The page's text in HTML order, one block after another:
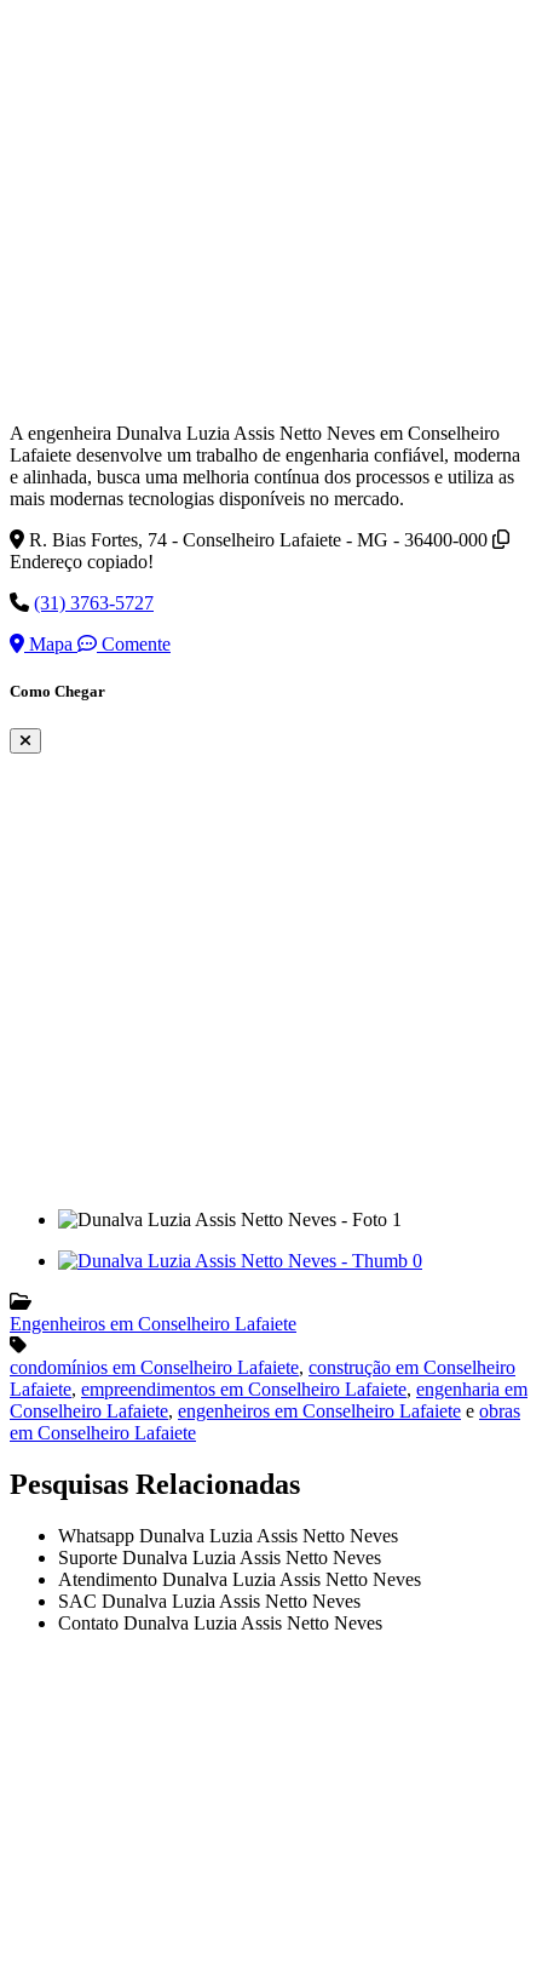
A engenheira Dunalva Luzia Assis Netto Neves em Conselheiro
Lafaiete desenvolve um trabalho de engenharia confiável, moderna
e alinhada, busca uma melhoria contínua dos processos e utiliza as
mais modernas tecnologias disponíveis no mercado.
R. Bias Fortes, 74 - Conselheiro Lafaiete - MG - 36400-000
Endereço copiado!
(31) 3763-5727
Mapa
Comente
Como Chegar
Engenheiros em Conselheiro Lafaiete
condomínios em Conselheiro Lafaiete, construção em Conselheiro
Lafaiete, empreendimentos em Conselheiro Lafaiete, engenharia em
Conselheiro Lafaiete, engenheiros em Conselheiro Lafaiete e obras
em Conselheiro Lafaiete
Pesquisas Relacionadas
Whatsapp Dunalva Luzia Assis Netto Neves
Suporte Dunalva Luzia Assis Netto Neves
Atendimento Dunalva Luzia Assis Netto Neves
SAC Dunalva Luzia Assis Netto Neves
Contato Dunalva Luzia Assis Netto Neves